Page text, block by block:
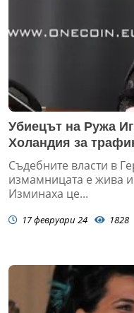
Убиецът на Ружа
Холандия за
Съдебните власти в
измамницата е жива
Изминаха це...
17 февруари 24 1828